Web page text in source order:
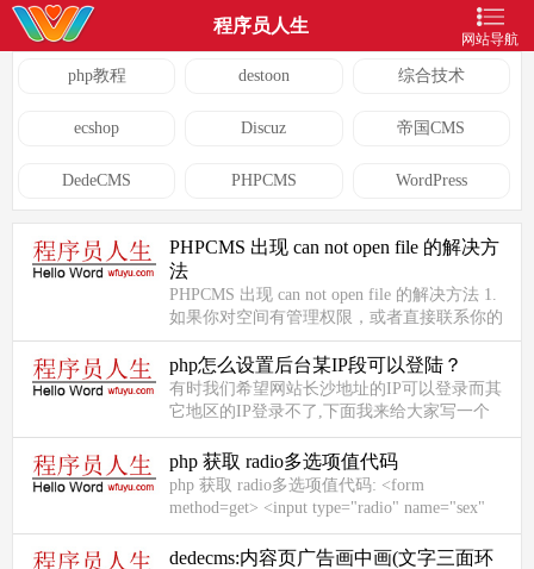
程序员人生
网站导航
php教程 destoon 综合技术
ecshop Discuz 帝国CMS
DedeCMS PHPCMS WordPress
PHPCMS 出现 can not open file 的解决方
法
PHPCMS 出现 can not open file 的解决方法 1.
如果你对空间有管理权限，或者直接联系你的
空间商把PHP的安全模式取消掉 2. 如果你没权
限，请在本地...
php怎么设置后台某IP段可以登陆？
有时我们希望网站长沙地址的IP可以登录而其
它地区的IP登录不了,下面我来给大家写一个
php程序这个就可以实现限制后台某IP段可...
php 获取 radio多选项值代码
php 获取 radio多选项值代码: <form
method=get> <input type="radio" name="sex"
id="sex1" value="1" /><label for...
dedecms:内容页广告画中画(文字三面环